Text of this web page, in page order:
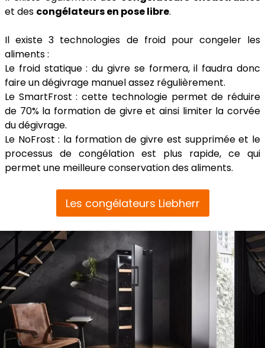
et des congélateurs en pose libre.
Il existe 3 technologies de froid pour congeler les
aliments :
Le froid statique : du givre se formera, il faudra donc
faire un dégivrage manuel assez régulièrement.
Le SmartFrost : cette technologie permet de réduire
de 70% la formation de givre et ainsi limiter la corvée
du dégivrage.
Le NoFrost : la formation de givre est supprimée et le
processus de congélation est plus rapide, ce qui
permet une meilleure conservation des aliments.
Les congélateurs Liebherr